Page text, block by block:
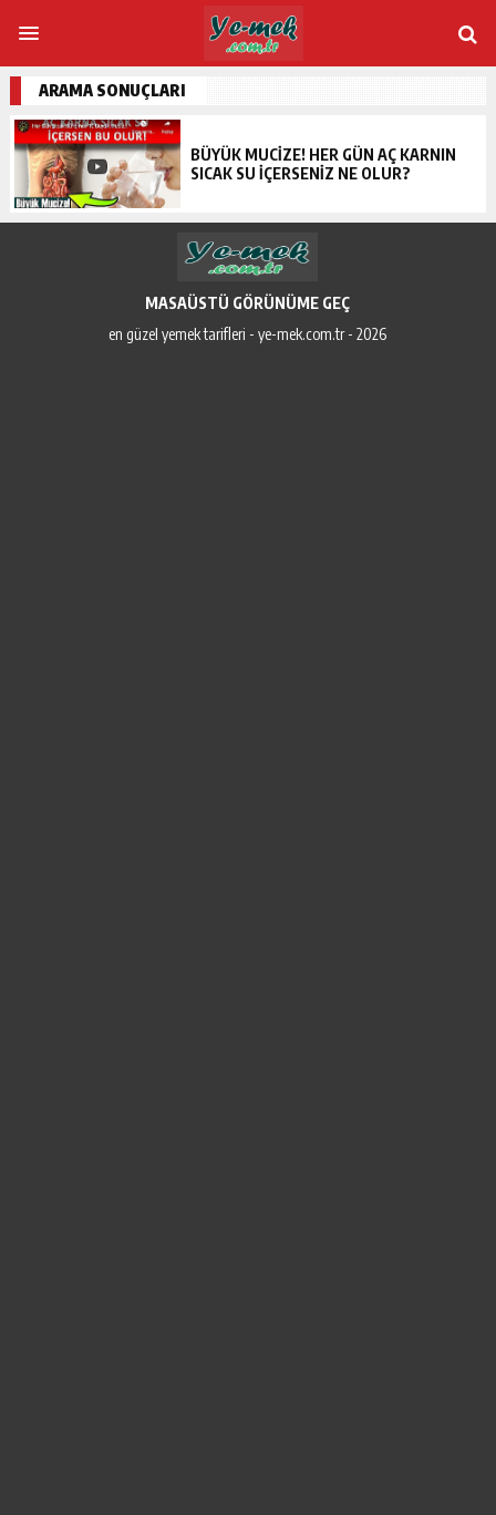
ARAMA SONUÇLARI
BÜYÜK MUCIZE! HER GÜN AÇ KARNIN
SICAK SU İÇERSENIZ NE OLUR?
MASAÜSTÜ GÖRÜNÜME GEÇ
en güzel yemek tarifleri - ye-mek.com.tr - 2026